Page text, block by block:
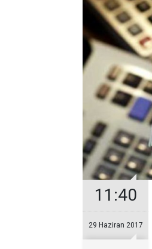
11:40
29 Haziran 2017